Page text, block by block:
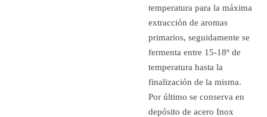
temperatura para la máxima
extracción de aromas
primarios, seguidamente se
fermenta entre 15-18º de
temperatura hasta la
finalización de la misma.
Por último se conserva en
depósito de acero Inox